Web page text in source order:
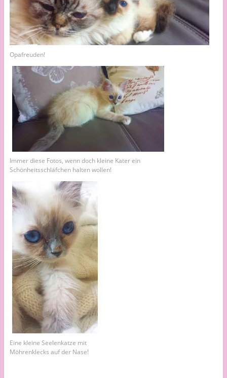
Opafreuden!
Immer diese Fotos, wenn doch kleine Kater ein
Schönheitsschläfchen halten wollen!
Eine kleine Seelenkatze mit
Möhrenklecks auf der Nase!